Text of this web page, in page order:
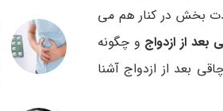
بخش در کنار هم می
بعد از ازدواج و چگونه
بعد از ازدواج آشنا